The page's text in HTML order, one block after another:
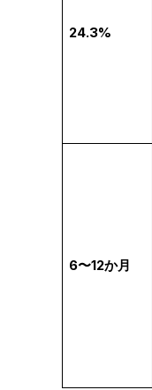
24.3%
6〜12か月